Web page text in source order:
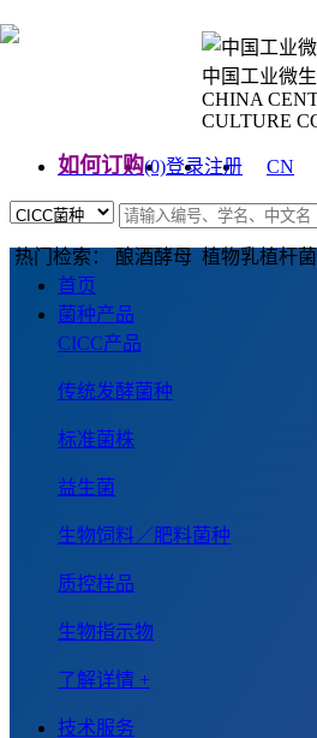
中国工业微
CHINA
CULTURE
如何订购(0)登录注册
CN
热门检索： 酿酒酵母 植物乳植杆
首页
菌种产品
CICC产品
传统发酵菌种
标准菌株
益生菌
生物饲料／肥料菌种
质控样品
生物指示物
了解详情 +
技术服务